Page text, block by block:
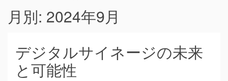
月別: 2024年9月
デジタルサイネージの未来
と可能性